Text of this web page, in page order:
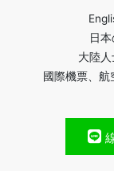
日
大陸
國際機票、